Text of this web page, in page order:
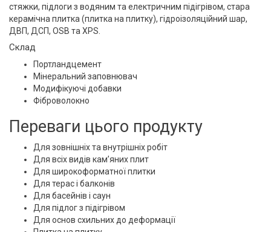
стяжки, підлоги з водяним та електричним підігрівом, стара
керамічна плитка (плитка на плитку), гідроізоляційний шар,
ДВП, ДСП, OSB та XPS.
Склад
Портландцемент
Мінеральний заповнювач
Модифікуючі добавки
Фіброволокно
Переваги цього продукту
Для зовнішніх та внутрішніх робіт
Для всіх видів кам’яних плит
Для широкоформатної плитки
Для терас і балконів
Для басейнів і саун
Для підлог з підігрівом
Для основ схильних до деформації